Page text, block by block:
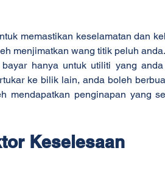
memastikan keselamatan dan
menjimatkan wang titik peluh
hanya untuk utiliti yang
ke bilik lain, anda boleh
mendapatkan penginapan yang
Keselesaan